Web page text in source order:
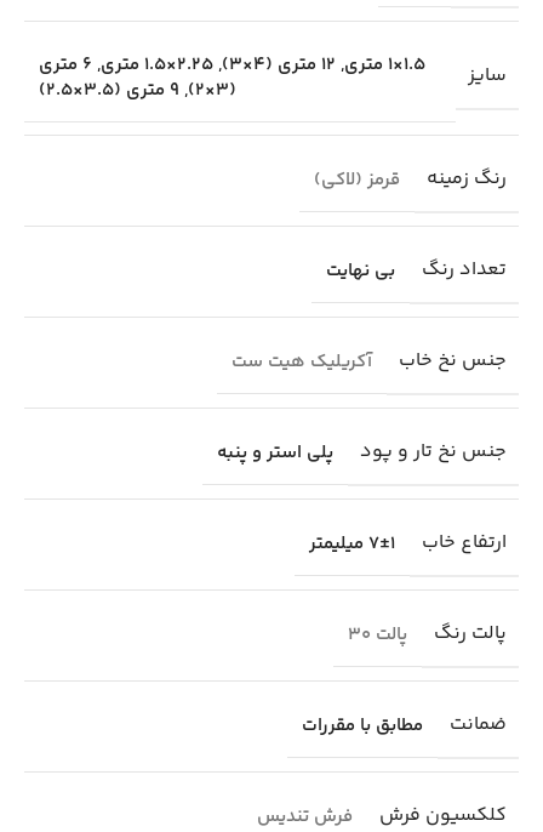
سایز 1.5×1 متری , 12 متری (4×3) ,2.25×1.5 متری ,
6 متری
(3×2)
, 9 متری (3.5×2.5)
رنگ زمینه قرمز (لاکی)
تعداد رنگ بی نهایت
جنس نخ خاب آکریلیک هیت ست
جنس نخ تار و پود پلی استر و پنبه
ارتفاع خاب 7±1 میلیمتر
پالت رنگ پالت 30
ضمانت مطابق با مقررات
کلکسیون فرش فرش تندیس